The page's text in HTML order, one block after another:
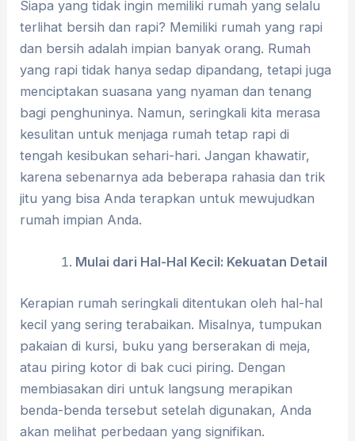
Siapa yang tidak ingin memiliki rumah yang selalu
terlihat bersih dan rapi? Memiliki rumah yang rapi
dan bersih adalah impian banyak orang. Rumah
yang rapi tidak hanya sedap dipandang, tetapi juga
menciptakan suasana yang nyaman dan tenang
bagi penghuninya. Namun, seringkali kita merasa
kesulitan untuk menjaga rumah tetap rapi di
tengah kesibukan sehari-hari. Jangan khawatir,
karena sebenarnya ada beberapa rahasia dan trik
jitu yang bisa Anda terapkan untuk mewujudkan
rumah impian Anda.
Mulai dari Hal-Hal Kecil: Kekuatan Detail
Kerapian rumah seringkali ditentukan oleh hal-hal
kecil yang sering terabaikan. Misalnya, tumpukan
pakaian di kursi, buku yang berserakan di meja,
atau piring kotor di bak cuci piring. Dengan
membiasakan diri untuk langsung merapikan
benda-benda tersebut setelah digunakan, Anda
akan melihat perbedaan yang signifikan.